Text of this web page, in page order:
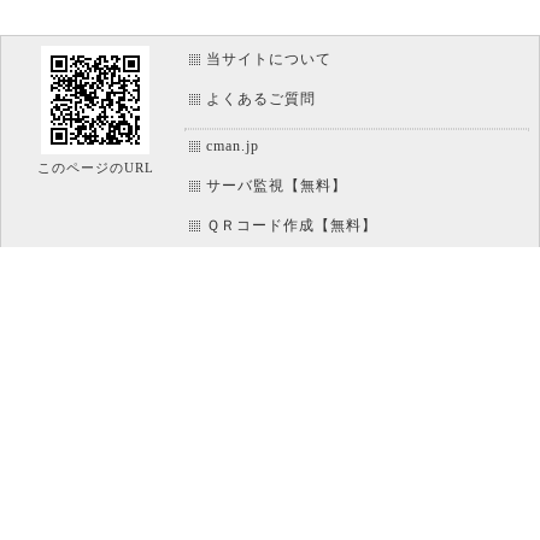
このページのURL
当サイトについて
よくあるご質問
cman.jp
サーバ監視【無料】
ＱＲコード作成【無料】